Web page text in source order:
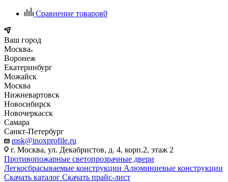
Сравнение товаров0
Ваш город
Москва
Воронеж
Екатеринбург
Можайск
Москва
Нижневартовск
Новосибирск
Новочеркасск
Самара
Санкт-Петербург
msk@inoxprofile.ru
г. Москва, ул. Декабристов, д. 4, корп.2, этаж 2
Противопожарные светопрозрачные двери
Легкосбрасываемые конструкции Алюминиевые конструкции
Скачать каталог Скачать прайс-лист